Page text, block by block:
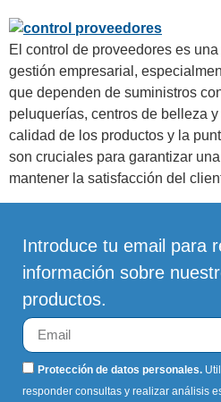
El control de proveedores es
gestión empresarial,
que dependen de suministros
peluquerías, centros de belleza
calidad de los productos y la
son cruciales para garantizar
mantener la satisfacción del
Introduce tu email para
información sobre
productos.
Protección de datos personales.
responder consultas y realizar análisis